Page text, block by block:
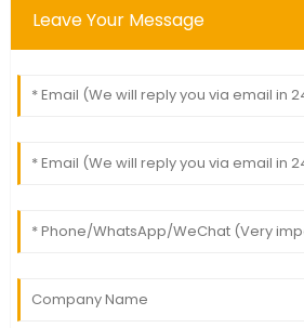
Leave Your Message